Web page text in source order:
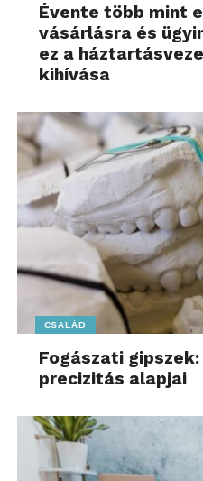
Évente több mint
vásárlásra és
ez a
kihívása
CSALÁD
Fogászati
precizitás alapjai